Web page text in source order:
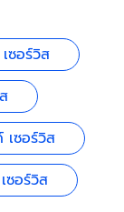
ซอร์วิส
เซอร์วิส
ซอร์วิส